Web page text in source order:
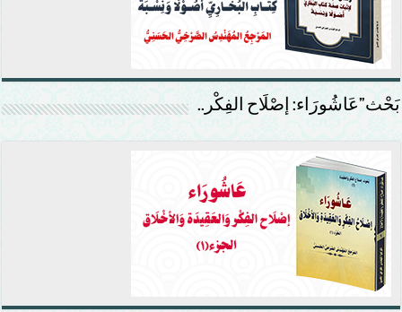
بَحْث”عَاشُورَاء: إصْلَاح الفِكْر..